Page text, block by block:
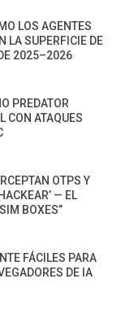
LOS AGENTES
LA SUPERFICIE DE
2025–2026
PREDATOR
CON ATAQUES
OTPS Y
— EL
BOXES”
FÁCILES PARA
DE IA